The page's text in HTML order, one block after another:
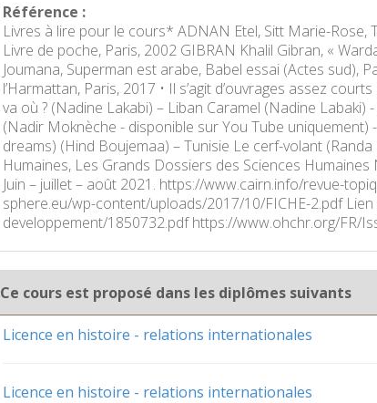
Référence :
Livres à lire pour le cours* ADNAN Etel, Sitt Marie-Rose,
Livre de poche, Paris, 2002 GIBRAN Khalil Gibran, «
Joumana, Superman est arabe, Babel essai (Actes sud),
l’Harmattan, Paris, 2017 • Il s’agit d’ouvrages assez
va où ? (Nadine Lakabi) – Liban Caramel (Nadine
(Nadir Moknèche - disponible sur You Tube
dreams) (Hind Boujemaa) – Tunisie Le cerf-volant
Humaines, Les Grands Dossiers des Sciences
Juin – juillet – août 2021. https://www.cairn.info/revue-
sphere.eu/wp-content/uploads/2017/10/FICHE-2.pdf
developpement/1850732.pdf https://www.ohchr.org/FR/
Ce cours est proposé dans les diplômes suivants
Licence en histoire - relations internationales
Licence en histoire - relations internationales